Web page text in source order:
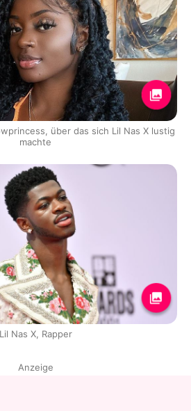
über das sich Lil Nas X lustig
machte
Lil Nas X, Rapper
Anzeige